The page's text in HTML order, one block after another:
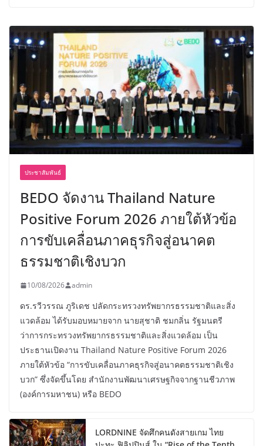
ประชาสัมพันธ์
BEDO จัดงาน Thailand Nature
Positive Forum 2026 ภายใต้หัวข้อ
การขับเคลื่อนภาคธุรกิจสู่อนาคต
ธรรมชาติเชิงบวก
10/08/2026 admin
ดร.รวีวรรณ ภูริเดช ปลัดกระทรวงทรัพยากรธรรมชาติและสิ่ง
แวดล้อม ได้รับมอบหมายจาก นายสุชาติ ชมกลิ่น รัฐมนตรี
ว่าการกระทรวงทรัพยากรธรรมชาติและสิ่งแวดล้อม เป็น
ประธานเปิดงาน Thailand Nature Positive Forum 2026
ภายใต้หัวข้อ “การขับเคลื่อนภาคธุรกิจสู่อนาคตธรรมชาติเชิง
บวก” ซึ่งจัดขึ้นโดย สำนักงานพัฒนาเศรษฐกิจจากฐานชีวภาพ
(องค์การมหาชน) หรือ BEDO
LORDNINE จัดศึกคนดังสายเกม ไทย